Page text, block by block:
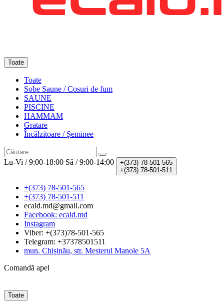
Toate
Toate
Sobe Saune / Cosuri de fum
SAUNE
PISCINE
HAMMAM
Gratare
Încălzitoare / Șeminee
Lu-Vi / 9:00-18:00 Sâ / 9:00-14:00 +(373) 78-501-565
+(373) 78-501-511
+(373) 78-501-565
+(373) 78-501-511
ecald.md@gmail.com
Facebook: ecald.md
Instagram
Viber: +(373)78-501-565
Telegram: +37378501511
mun. Chișinău, str. Mesterul Manole 5A
Comandă apel
Toate